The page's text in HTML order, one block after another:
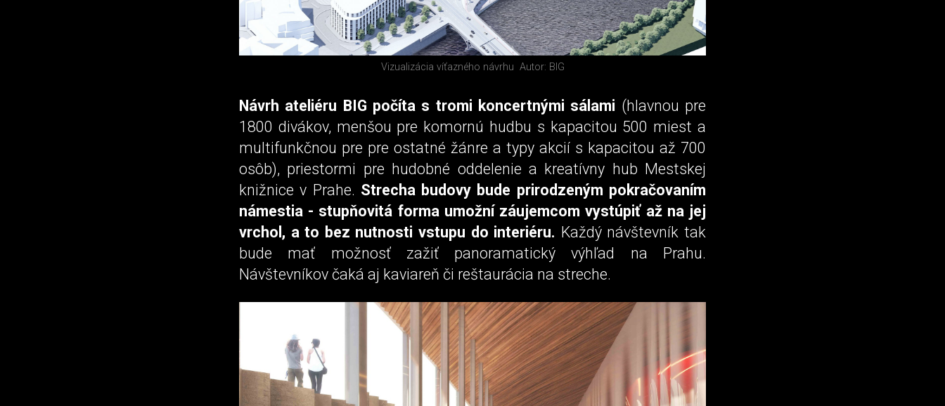
Vizualizácia víťazného návrhu Autor: BIG
Návrh ateliéru BIG počíta s tromi koncertnými sálami (hlavnou pre
1800 divákov, menšou pre komornú hudbu s kapacitou 500 miest a
multifunkčnou pre pre ostatné žánre a typy akcií s kapacitou až 700
osôb), priestormi pre hudobné oddelenie a kreatívny hub Mestskej
knižnice v Prahe. Strecha budovy bude prirodzeným pokračovaním
námestia - stupňovitá forma umožní záujemcom vystúpiť až na jej
vrchol, a to bez nutnosti vstupu do interiéru. Každý návštevník tak
bude mať možnosť zažiť panoramatický výhľad na Prahu.
Návštevníkov čaká aj kaviareň či reštaurácia na streche.